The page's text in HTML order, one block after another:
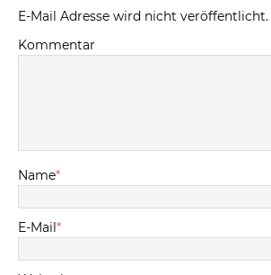
E-Mail Adresse wird nicht veröffentlicht.
Kommentar
Name*
E-Mail*